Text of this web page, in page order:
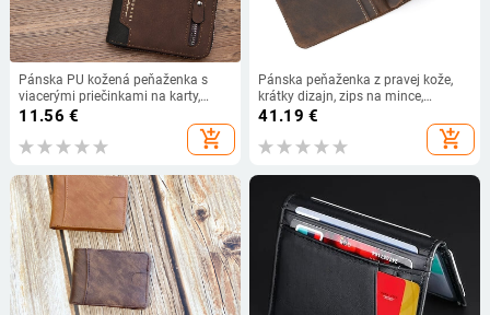
Pánska PU kožená peňaženka s
viacerými priečinkami na karty,
veľká kapacita, zips, Kingdushi
11.56 €
add_shopping_cart
Pánska peňaženka z pravej kože,
krátky dizajn, zips na mince,
jednofarebná, ultra ľahká, mestský
minimalizmus; podšívka: nylon;
koža prvého stupňa
41.19 €
add_shopping_cart